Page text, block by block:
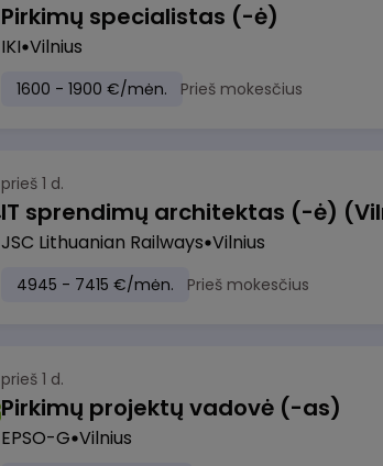
Pirkimų specialistas (-ė)
IKI Vilnius
1600 - 1900 €/mėn. Prieš mokesčius
prieš 1 d.
IT sprendimų architektas (-ė)
JSC Lithuanian Railways Vilnius
4945 - 7415 €/mėn. Prieš mokesčius
prieš 1 d.
Pirkimų projektų vadovė (-as)
EPSO-G Vilnius